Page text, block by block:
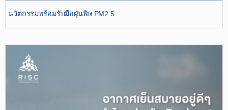
นวัตกรรมพร้อมรับมือฝุ่นพิษ PM2.5